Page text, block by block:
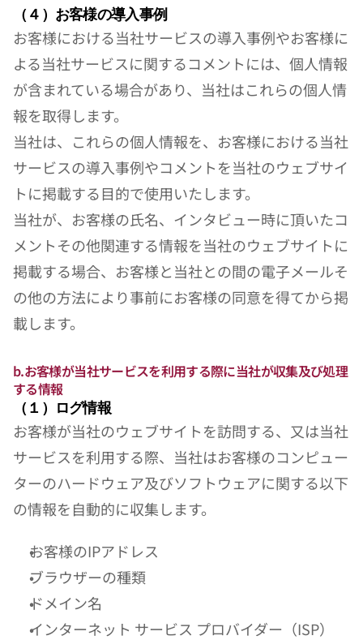
（４）お客様の導入事例
お客様における当社サービスの導入事例やお客様に
よる当社サービスに関するコメントには、個人情報
が含まれている場合があり、当社はこれらの個人情
報を取得します。
当社は、これらの個人情報を、お客様における当社
サービスの導入事例やコメントを当社のウェブサイ
トに掲載する目的で使用いたします。
当社が、お客様の氏名、インタビュー時に頂いたコ
メントその他関連する情報を当社のウェブサイトに
掲載する場合、お客様と当社との間の電子メールそ
の他の方法により事前にお客様の同意を得てから掲
載します。
b.お客様が当社サービスを利用する際に当社が収集及び処理
する情報
（１）ログ情報
お客様が当社のウェブサイトを訪問する、又は当社
サービスを利用する際、当社はお客様のコンピュー
ターのハードウェア及びソフトウェアに関する以下
の情報を自動的に収集します。
お客様のIPアドレス
ブラウザーの種類
ドメイン名
インターネット サービス プロバイダー（ISP）